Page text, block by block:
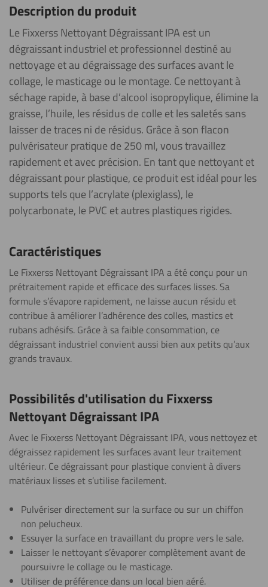
Description du produit
Le Fixxerss Nettoyant Dégraissant IPA est un
dégraissant industriel et professionnel destiné au
nettoyage et au dégraissage des surfaces avant le
collage, le masticage ou le montage. Ce nettoyant à
séchage rapide, à base d’alcool isopropylique, élimine la
graisse, l’huile, les résidus de colle et les saletés sans
laisser de traces ni de résidus. Grâce à son flacon
pulvérisateur pratique de 250 ml, vous travaillez
rapidement et avec précision. En tant que nettoyant et
dégraissant pour plastique, ce produit est idéal pour les
supports tels que l’acrylate (plexiglass), le
polycarbonate, le PVC et autres plastiques rigides.
Caractéristiques
Le Fixxerss Nettoyant Dégraissant IPA a été conçu pour un
prétraitement rapide et efficace des surfaces lisses. Sa
formule s’évapore rapidement, ne laisse aucun résidu et
contribue à améliorer l’adhérence des colles, mastics et
rubans adhésifs. Grâce à sa faible consommation, ce
dégraissant industriel convient aussi bien aux petits qu’aux
grands travaux.
Possibilités d'utilisation du Fixxerss
Nettoyant Dégraissant IPA
Avec le Fixxerss Nettoyant Dégraissant IPA, vous nettoyez et
dégraissez rapidement les surfaces avant leur traitement
ultérieur. Ce dégraissant pour plastique convient à divers
matériaux lisses et s’utilise facilement.
Pulvériser directement sur la surface ou sur un chiffon
non pelucheux.
Essuyer la surface en travaillant du propre vers le sale.
Laisser le nettoyant s’évaporer complètement avant de
poursuivre le collage ou le masticage.
Utiliser de préférence dans un local bien aéré.